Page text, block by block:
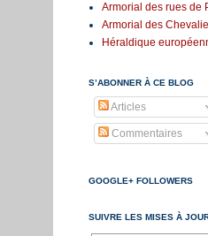
Armorial des rues de
Armorial des
Héraldique
S’ABONNER À CE BLOG
Articles
Commentaires
GOOGLE+ FOLLOWERS
SUIVRE LES MISES À